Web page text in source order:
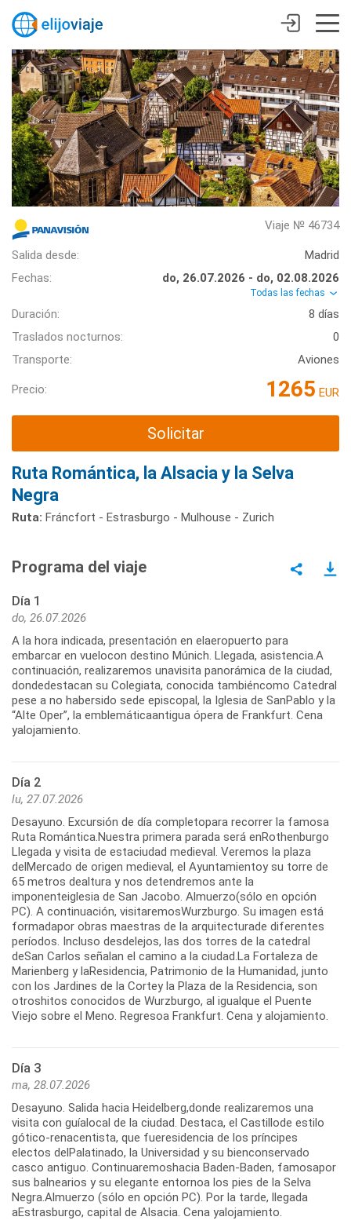
Viaje № 46734
Salida desde:
Madrid
Fechas:
do, 26.07.2026 - do, 02.08.2026
Todas las fechas
Duración:
8 días
Traslados nocturnos:
0
Transporte:
Aviones
Precio: 1265 EUR
Solicitar
Ruta Romántica, la Alsacia y la Selva
Negra
Ruta: Fráncfort - Estrasburgo - Mulhouse - Zurich
Programa del viaje
Día 1
do, 26.07.2026
A la hora indicada, presentación en elaeropuerto para
embarcar en vuelocon destino Múnich. Llegada, asistencia.A
continuación, realizaremos unavisita panorámica de la ciudad,
dondedestacan su Colegiata, conocida tambiéncomo Catedral
pese a no habersido sede episcopal, la Iglesia de SanPablo y la
“Alte Oper”, la emblemáticaantigua ópera de Frankfurt. Cena
yalojamiento.
Día 2
lu, 27.07.2026
Desayuno. Excursión de día completopara recorrer la famosa
Ruta Romántica.Nuestra primera parada será enRothenburgo
Llegada y visita de estaciudad medieval. Veremos la plaza
delMercado de origen medieval, el Ayuntamientoy su torre de
65 metros dealtura y nos detendremos ante la
imponenteiglesia de San Jacobo. Almuerzo(sólo en opción
PC). A continuación, visitaremosWurzburgo. Su imagen está
formadapor obras maestras de la arquitecturade diferentes
períodos. Incluso desdelejos, las dos torres de la catedral
deSan Carlos señalan el camino a la ciudad.La Fortaleza de
Marienberg y laResidencia, Patrimonio de la Humanidad, junto
con los Jardines de la Cortey la Plaza de la Residencia, son
otroshitos conocidos de Wurzburgo, al igualque el Puente
Viejo sobre el Meno. Regresoa Frankfurt. Cena y alojamiento.
Día 3
ma, 28.07.2026
Desayuno. Salida hacia Heidelberg,donde realizaremos una
visita con guíalocal de la ciudad. Destaca, el Castillode estilo
gótico-renacentista, que fueresidencia de los príncipes
electos delPalatinado, la Universidad y su bienconservado
casco antiguo. Continuaremoshacia Baden-Baden, famosapor
sus balnearios y su elegante entornoa los pies de la Selva
Negra.Almuerzo (sólo en opción PC). Por la tarde, llegada
aEstrasburgo, capital de Alsacia. Cena yalojamiento.